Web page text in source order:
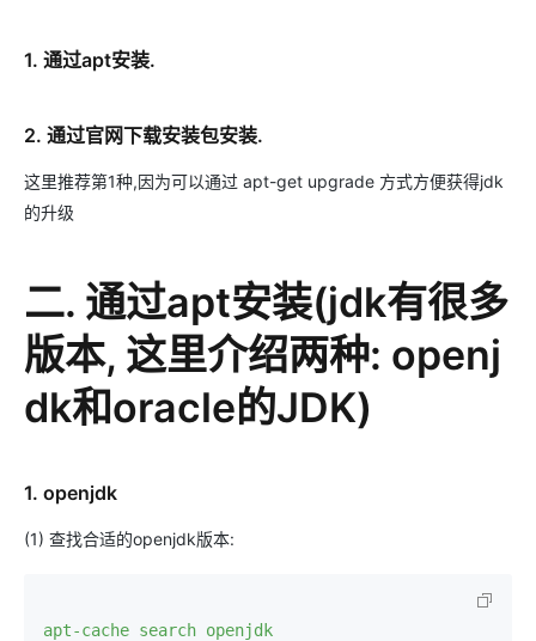
1. 通过apt安装.
2. 通过官网下载安装包安装.
这里推荐第1种,因为可以通过 apt-get upgrade 方式方便获得jdk
的升级
二. 通过apt安装(jdk有很多
版本, 这里介绍两种: openj
dk和oracle的JDK)
1. openjdk
(1) 查找合适的openjdk版本:
apt-cache search openjdk